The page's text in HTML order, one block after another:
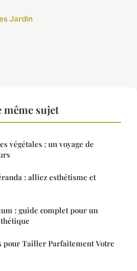
Jardin
sujet
végétales : un voyage de
: alliez esthétisme et
: guide complet pour un
pour Tailler Parfaitement Votre